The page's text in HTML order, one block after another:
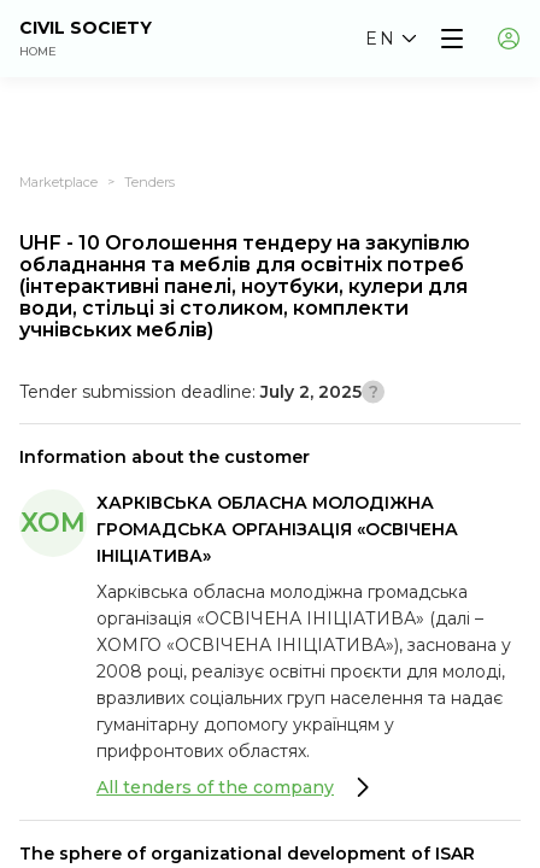
CIVIL SOCIETY
HOME
EN
Marketplace > Tenders
UHF - 10 Оголошення тендеру на закупівлю
обладнання та меблів для освітніх потреб
(інтерактивні панелі, ноутбуки, кулери для
води, стільці зі столиком, комплекти
учнівських меблів)
Tender submission deadline: July 2, 2025
Information about the customer
ХОМ
ХАРКІВСЬКА ОБЛАСНА МОЛОДІЖНА
ГРОМАДСЬКА ОРГАНІЗАЦІЯ «ОСВІЧЕНА
ІНІЦІАТИВА»
Харківська обласна молодіжна громадська
організація «ОСВІЧЕНА ІНІЦІАТИВА» (далі –
ХОМГО «ОСВІЧЕНА ІНІЦІАТИВА»), заснована у
2008 році, реалізує освітні проєкти для молоді,
вразливих соціальних груп населення та надає
гуманітарну допомогу українцям у
прифронтових областях.
All tenders of the company
The sphere of organizational development of ISAR